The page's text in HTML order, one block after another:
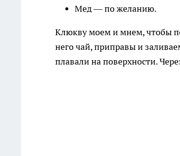
Мед — по желанию.
Клюкву моем и мнем, чтобы
него чай, приправы и
плавали на поверхности.